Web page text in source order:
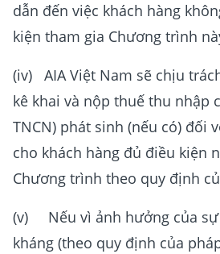
dẫn đến việc khách hàng
kiện tham gia Chương trình
(iv) AIA Việt Nam sẽ chịu
kê khai và nộp thuế thu nhập
TNCN) phát sinh (nếu có) đối
cho khách hàng đủ điều kiện
Chương trình theo quy định
(v) Nếu vì ảnh hưởng của sự
kháng (theo quy định của